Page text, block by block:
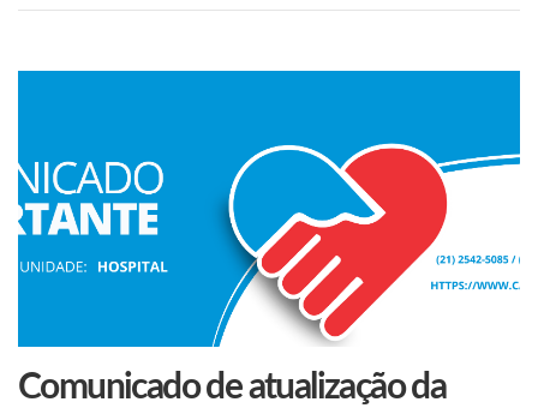
Comunicado de atualização da